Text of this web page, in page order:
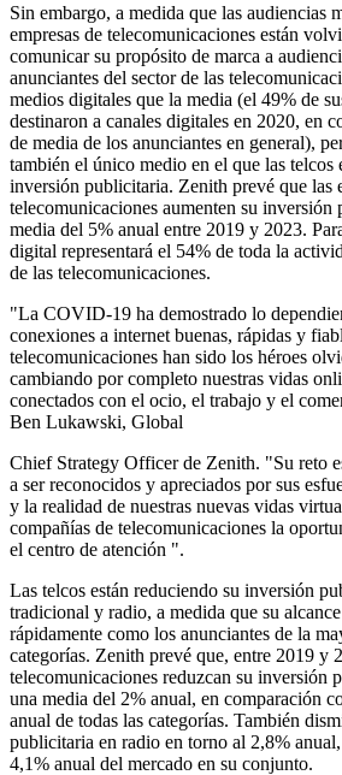
Sin embargo, a medida que las audiencias
empresas de telecomunicaciones están
comunicar su propósito de marca a
anunciantes del sector de las
medios digitales que la media (el 49% de
destinaron a canales digitales en 2020, en
de media de los anunciantes en general),
también el único medio en el que las telcos
inversión publicitaria. Zenith prevé que las
telecomunicaciones aumenten su
media del 5% anual entre 2019 y 2023.
digital representará el 54% de toda la
de las telecomunicaciones.
"La COVID-19 ha demostrado lo
conexiones a internet buenas, rápidas y
telecomunicaciones han sido los héroes
cambiando por completo nuestras vidas
conectados con el ocio, el trabajo y el
Ben Lukawski, Global
Chief Strategy Officer de Zenith. "Su reto
a ser reconocidos y apreciados por sus
y la realidad de nuestras nuevas vidas
compañías de telecomunicaciones la
el centro de atención ".
Las telcos están reduciendo su inversión
tradicional y radio, a medida que su
rápidamente como los anunciantes de la
categorías. Zenith prevé que, entre 2019 y
telecomunicaciones reduzcan su inversión
una media del 2% anual, en comparación
anual de todas las categorías. También
publicitaria en radio en torno al 2,8%
4,1% anual del mercado en su conjunto.